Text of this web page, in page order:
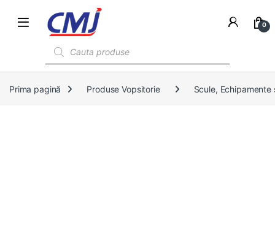
0
Prima pagină Produse Vopsitorie Scule, Echipamente